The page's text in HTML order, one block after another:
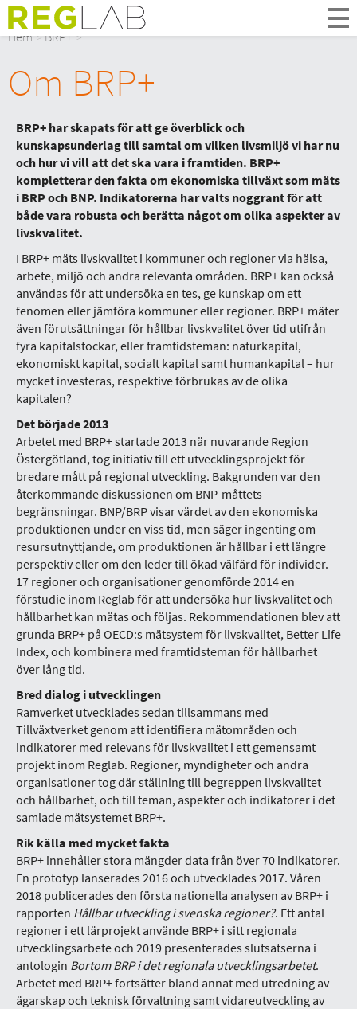
Om Oss
Medlemmar och partner
Kontakt
In English
Hem BRP+
Om BRP+
BRP+ har skapats för att ge överblick och
kunskapsunderlag till samtal om vilken livsmiljö vi har nu
och hur vi vill att det ska vara i framtiden. BRP+
kompletterar den fakta om ekonomiska tillväxt som mäts
i BRP och BNP. Indikatorerna har valts noggrant för att
både vara robusta och berätta något om olika aspekter av
livskvalitet.
I BRP+ mäts livskvalitet i kommuner och regioner via hälsa,
arbete, miljö och andra relevanta områden. BRP+ kan också
användas för att undersöka en tes, ge kunskap om ett
fenomen eller jämföra kommuner eller regioner. BRP+ mäter
även förutsättningar för hållbar livskvalitet över tid utifrån
fyra kapitalstockar, eller framtidsteman: naturkapital,
ekonomiskt kapital, socialt kapital samt humankapital – hur
mycket investeras, respektive förbrukas av de olika
kapitalen?
Det började 2013
Arbetet med BRP+ startade 2013 när nuvarande Region
Östergötland, tog initiativ till ett utvecklingsprojekt för
bredare mått på regional utveckling. Bakgrunden var den
återkommande diskussionen om BNP-måttets
begränsningar. BNP/BRP visar värdet av den ekonomiska
produktionen under en viss tid, men säger ingenting om
resursutnyttjande, om produktionen är hållbar i ett längre
perspektiv eller om den leder till ökad välfärd för individer.
17 regioner och organisationer genomförde 2014 en
förstudie inom Reglab för att undersöka hur livskvalitet och
hållbarhet kan mätas och följas. Rekommendationen blev att
grunda BRP+ på OECD:s mätsystem för livskvalitet, Better Life
Index, och kombinera med framtidsteman för hållbarhet
över lång tid.
Bred dialog i utvecklingen
Ramverket utvecklades sedan tillsammans med
Tillväxtverket genom att identifiera mätområden och
indikatorer med relevans för livskvalitet i ett gemensamt
projekt inom Reglab. Regioner, myndigheter och andra
organisationer tog där ställning till begreppen livskvalitet
och hållbarhet, och till teman, aspekter och indikatorer i det
samlade mätsystemet BRP+.
Rik källa med mycket fakta
BRP+ innehåller stora mängder data från över 70 indikatorer.
En prototyp lanserades 2016 och utvecklades 2017. Våren
2018 publicerades den första nationella analysen av BRP+ i
rapporten Hållbar utveckling i svenska regioner?. Ett antal
regioner i ett lärprojekt använde BRP+ i sitt regionala
utvecklingsarbete och 2019 presenterades slutsatserna i
antologin Bortom BRP i det regionala utvecklingsarbetet.
Arbetet med BRP+ fortsätter bland annat med utredning av
ägarskap och teknisk förvaltning samt vidareutveckling av